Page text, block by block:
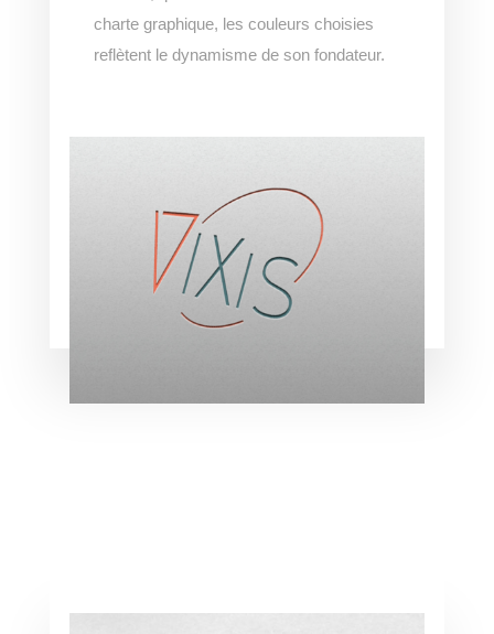
charte graphique, les couleurs choisies
reflètent le dynamisme de son fondateur.